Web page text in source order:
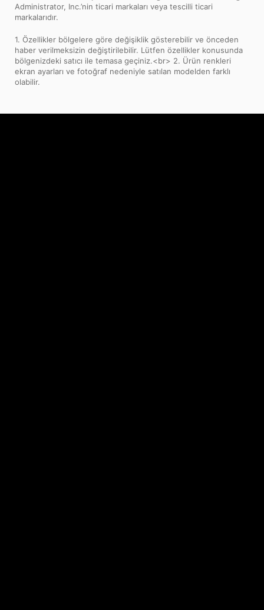
Administrator, Inc.’nin ticari markaları veya tescilli ticari
markalarıdır.
1. Özellikler bölgelere göre değişiklik gösterebilir ve önceden
haber verilmeksizin değiştirilebilir. Lütfen özellikler konusunda
bölgenizdeki satıcı ile temasa geçiniz.<br> 2. Ürün renkleri
ekran ayarları ve fotoğraf nedeniyle satılan modelden farklı
olabilir.